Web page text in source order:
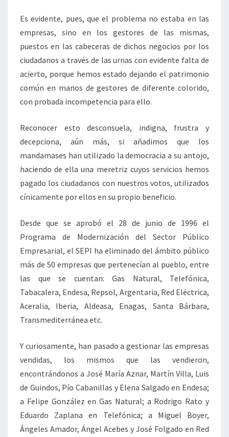
Es evidente, pues, que el problema no estaba en las
empresas, sino en los gestores de las mismas,
puestos en las cabeceras de dichos negocios por los
ciudadanos a través de las urnas con evidente falta de
acierto, porque hemos estado dejando el patrimonio
común en manos de gestores de diferente colorido,
con probada incompetencia para ello.
Reconocer esto desconsuela, indigna, frustra y
decepciona, aún más, si añadimos que los
mandamases han utilizado la democracia a su antojo,
haciendo de ella una meretriz cuyos servicios hemos
pagado los ciudadanos con nuestros votos, utilizados
cínicamente por ellos en su propio beneficio.
Desde que se aprobó el 28 de junio de 1996 el
Programa de Modernización del Sector Público
Empresarial, el SEPI ha eliminado del ámbito público
más de 50 empresas que pertenecían al pueblo, entre
las que se cuentan: Gas Natural, Telefónica,
Tabacalera, Endesa, Repsol, Argentaria, Red Eléctrica,
Aceralia, Iberia, Aldeasa, Enagas, Santa Bárbara,
Transmediterránea etc.
Y curiosamente, han pasado a gestionar las empresas
vendidas, los mismos que las vendieron,
encontrándonos a José María Aznar, Martín Villa, Luis
de Guindos, Pío Cabanillas y Elena Salgado en Endesa;
a Felipe González en Gas Natural; a Rodrigo Rato y
Eduardo Zaplana en Telefónica; a Miguel Boyer,
Ángeles Amador, Ángel Acebes y José Folgado en Red